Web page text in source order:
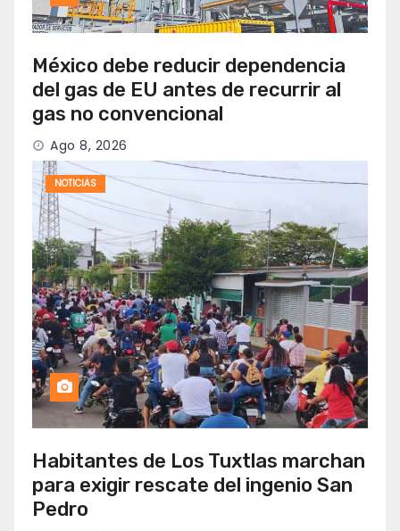
México debe reducir dependencia
del gas de EU antes de recurrir al
gas no convencional
Ago 8, 2026
NOTICIAS
Habitantes de Los Tuxtlas marchan
para exigir rescate del ingenio San
Pedro